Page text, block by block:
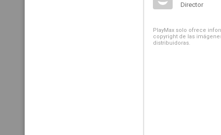
Director
PlayMax solo ofrece
copyright de las
distribuidoras.